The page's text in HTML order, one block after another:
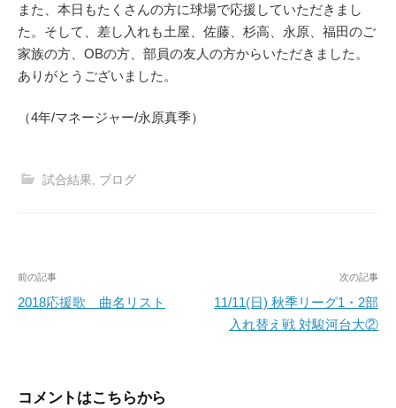
また、本日もたくさんの方に球場で応援していただきまし
た。そして、差し入れも土屋、佐藤、杉高、永原、福田のご
家族の方、OBの方、部員の友人の方からいただきました。
ありがとうございました。
（4年/マネージャー/永原真季）
試合結果 ブログ
投
稿
ゲ
前の記事
2018応援歌 曲名リスト
次の記事
11/11(日) 秋季リーグ1・2部
入れ替え戦 対駿河台大②
コメントはこちらから